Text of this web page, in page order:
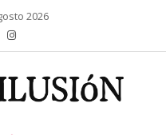
2026